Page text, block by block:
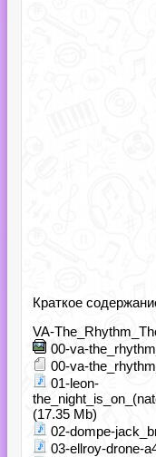
Краткое
VA-
00-va-
00-va-
01-leon-
(17.35 Mb)
02-dompe-
03-ellroy-drone-